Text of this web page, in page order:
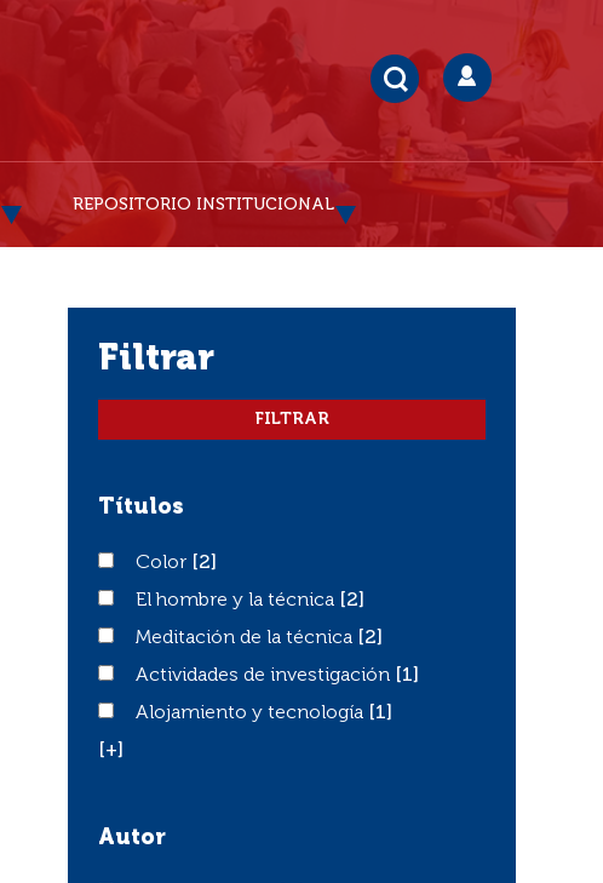
REPOSITORIO INSTITUCIONAL
filtrar
Títulos
ColorColor
[2]
El hombre y la técnica
El hombre y la técnica
[2]
Meditación de la técnica
Meditación de la técnica
[2]
Actividades de investigación
Actividades de investigación
[1]
Alojamiento y tecnología
Alojamiento y tecnología
[1]
[+]
Autor